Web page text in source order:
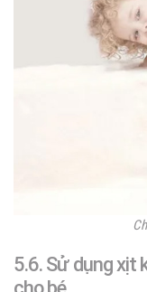
5.6. Sử dụng xịt